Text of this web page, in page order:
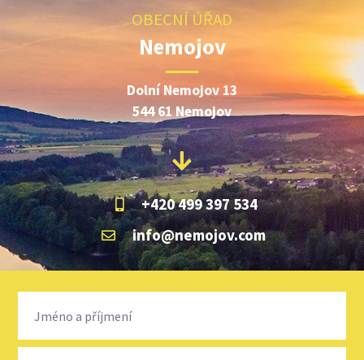
OBECNÍ ÚŘAD
Nemojov
Dolní Nemojov 13
544 61 Nemojov
+420 499 397 534
info@nemojov.com